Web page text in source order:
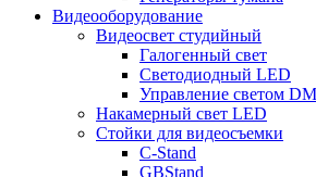
Видеооборудование
Видеосвет студийный
Галогенный свет
Светодиодный LED
Управление светом
Накамерный свет LED
Стойки для видеосъемки
C-Stand
GBStand